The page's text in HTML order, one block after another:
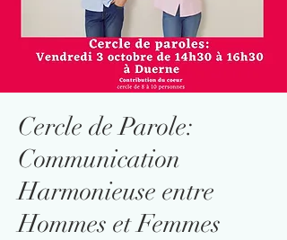
Cercle de Parole:
Communication
Harmonieuse entre
Hommes et Femmes